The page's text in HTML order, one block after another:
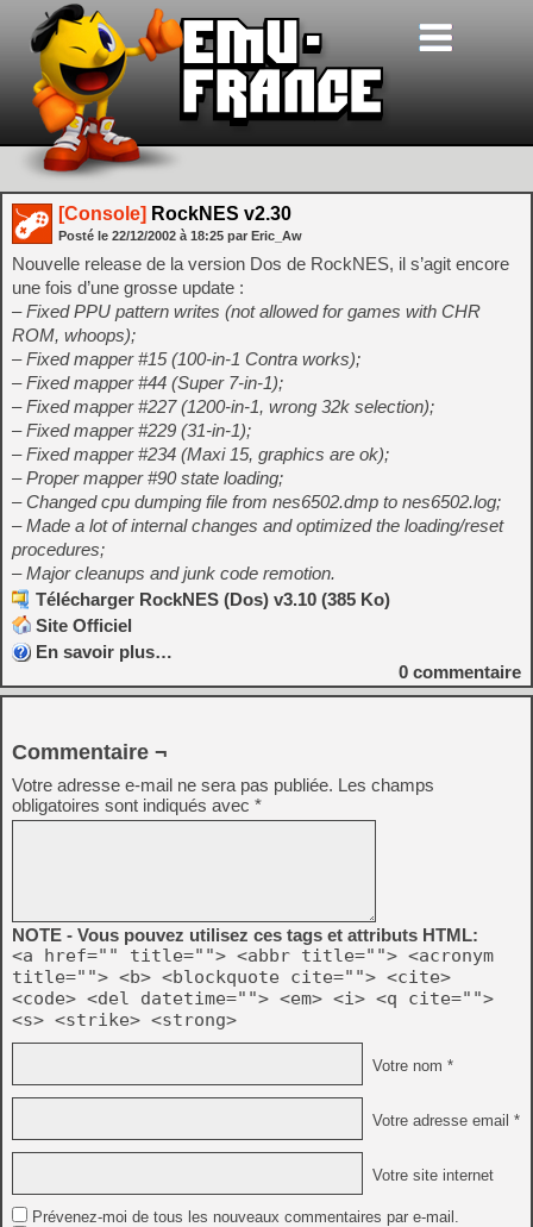
[Console] RockNES v2.30
Posté le 22/12/2002 à 18:25 par Eric_Aw
Nouvelle release de la version Dos de RockNES, il s’agit encore
une fois d’une grosse update :
– Fixed PPU pattern writes (not allowed for games with CHR
ROM, whoops);
– Fixed mapper #15 (100-in-1 Contra works);
– Fixed mapper #44 (Super 7-in-1);
– Fixed mapper #227 (1200-in-1, wrong 32k selection);
– Fixed mapper #229 (31-in-1);
– Fixed mapper #234 (Maxi 15, graphics are ok);
– Proper mapper #90 state loading;
– Changed cpu dumping file from nes6502.dmp to nes6502.log;
– Made a lot of internal changes and optimized the loading/reset
procedures;
– Major cleanups and junk code remotion.
Télécharger RockNES (Dos) v3.10 (385 Ko)
Site Officiel
En savoir plus…
0 commentaire
Commentaire ¬
Votre adresse e-mail ne sera pas publiée. Les champs
obligatoires sont indiqués avec *
NOTE - Vous pouvez utilisez ces tags et attributs HTML:
<a href="" title=""> <abbr title=""> <acronym
title=""> <b> <blockquote cite=""> <cite>
<code> <del datetime=""> <em> <i> <q cite="">
<s> <strike> <strong>
Votre nom *
Votre adresse email *
Votre site internet
Prévenez-moi de tous les nouveaux commentaires par e-mail.